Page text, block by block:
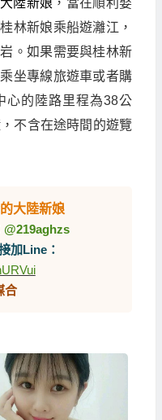
林新娘乘船遊灕江，
。如果需要與桂林新
坐專線旅遊車或者購
心的陸路里程為38公
不含在途時間的遊覽
大陸新娘
@219aghzs
加Line：
合